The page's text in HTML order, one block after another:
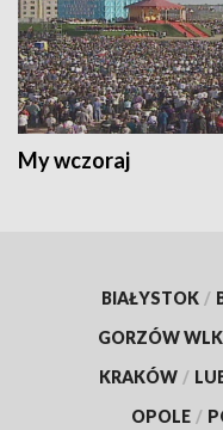
My wczoraj
BIAŁYSTOK /
GORZÓW
KRAKÓW /
OPOLE /